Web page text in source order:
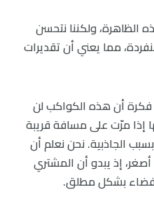
ولكننا نتحسن
مما يعني أن تقديرات
فكرة أن هذه الكواكب لن
إذا مرّت على مسافة قريبة
الجاذبية. نحن نعلم أن
إذ يبدو أن المشتري
بشكل مطلق.